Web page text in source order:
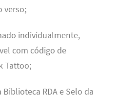
verso;
individualmente,
com código de
Tattoo;
RDA e Selo da